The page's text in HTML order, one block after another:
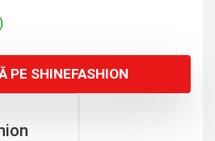
lei.
PE SHINEFASHION